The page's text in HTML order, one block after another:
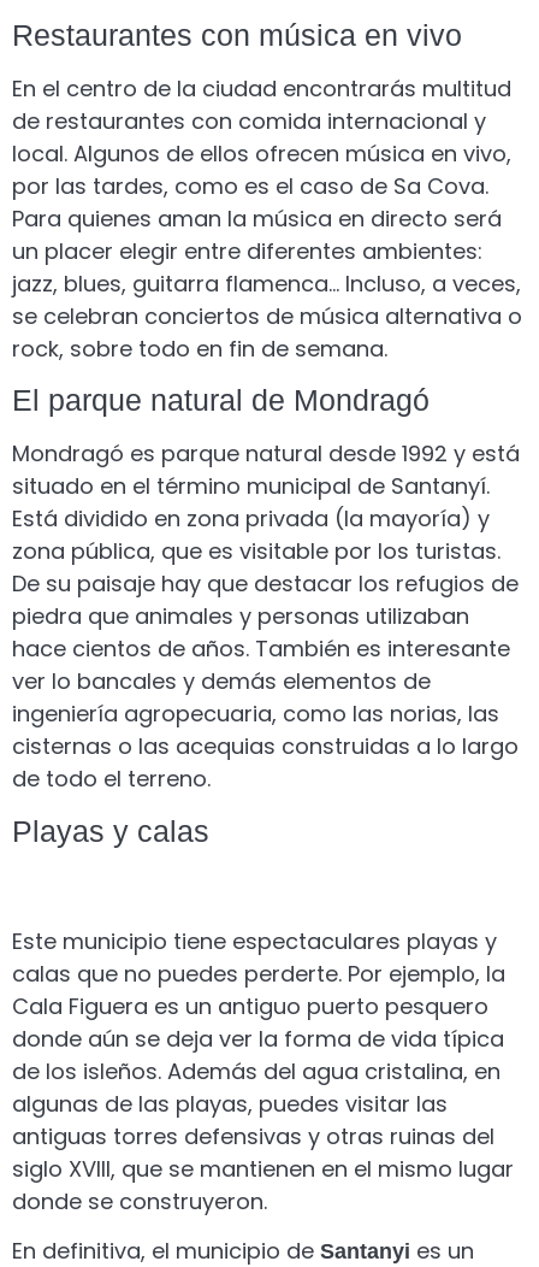
Restaurantes con música en vivo
En el centro de la ciudad encontrarás multitud
de restaurantes con comida internacional y
local. Algunos de ellos ofrecen música en vivo,
por las tardes, como es el caso de Sa Cova.
Para quienes aman la música en directo será
un placer elegir entre diferentes ambientes:
jazz, blues, guitarra flamenca… Incluso, a veces,
se celebran conciertos de música alternativa o
rock, sobre todo en fin de semana.
El parque natural de Mondragó
Mondragó es parque natural desde 1992 y está
situado en el término municipal de Santanyí.
Está dividido en zona privada (la mayoría) y
zona pública, que es visitable por los turistas.
De su paisaje hay que destacar los refugios de
piedra que animales y personas utilizaban
hace cientos de años. También es interesante
ver lo bancales y demás elementos de
ingeniería agropecuaria, como las norias, las
cisternas o las acequias construidas a lo largo
de todo el terreno.
Playas y calas
Este municipio tiene espectaculares playas y
calas que no puedes perderte. Por ejemplo, la
Cala Figuera es un antiguo puerto pesquero
donde aún se deja ver la forma de vida típica
de los isleños. Además del agua cristalina, en
algunas de las playas, puedes visitar las
antiguas torres defensivas y otras ruinas del
siglo XVIII, que se mantienen en el mismo lugar
donde se construyeron.
En definitiva, el municipio de Santanyi es un